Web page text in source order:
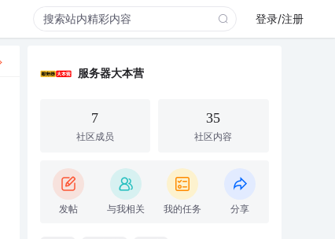
登录/注册
服务器大本营
7
社区成员
35
社区内容
发帖 与我相关 我的任务 分享